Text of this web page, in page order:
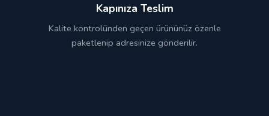
Kapınıza Teslim
Kalite kontrolünden geçen ürününüz özenle
paketlenip adresinize gönderilir.